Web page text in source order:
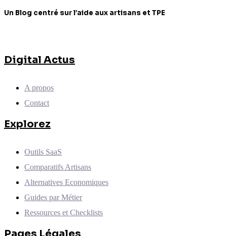
Un Blog centré sur l’aide aux artisans et TPE
Digital Actus
A propos
Contact
Explorez
Outils SaaS
Comparatifs Artisans
Alternatives Economiques
Guides par Métier
Ressources et Checklists